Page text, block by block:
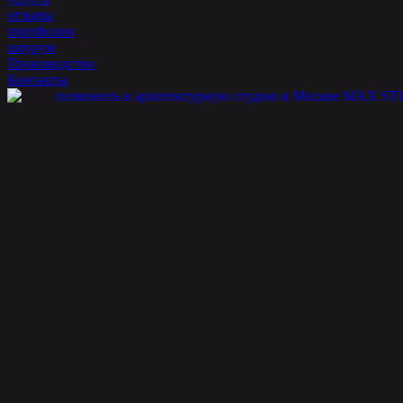
отзывы
портфолио
шоурум
Производство
Контакты